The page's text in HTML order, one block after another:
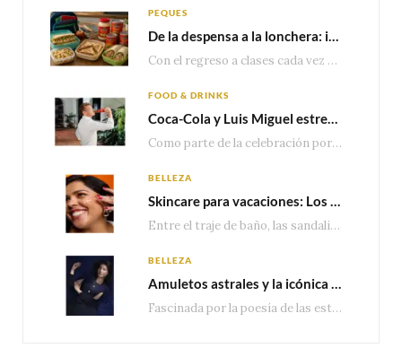
PEQUES
De la despensa a la lonchera: ideas rápidas para el regreso a clases
Con el regreso a clases cada vez más cerca, las familias comienzan a reorganizar horarios,…
FOOD & DRINKS
Coca-Cola y Luis Miguel estrenan el comercial que celebra 100 años de historia junto a México
Como parte de la celebración por sus primeros 100 años enMéxico, Coca-Cola presenta hoy el…
BELLEZA
Skincare para vacaciones: Los do’s and dont’s para cuidar tu piel
Entre el traje de baño, las sandalias, los lentes de sol y los looks que…
BELLEZA
Amuletos astrales y la icónica colección Zodiaque de Van Cleef & Arpels
Fascinada por la poesía de las estrellas, la Maison Van Cleef & Arpels celebra la llegada de las…